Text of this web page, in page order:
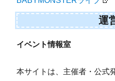
運
イベント情報室
本サイトは、主催者・公式